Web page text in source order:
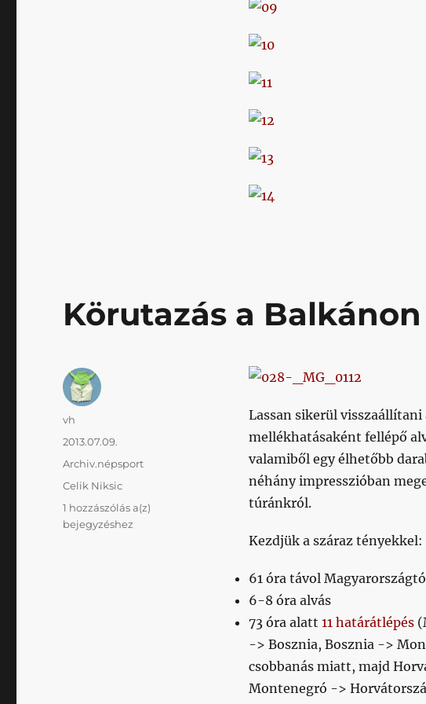
Körutazás a Balkánon
Lassan sikerül
mellékhatásaként fellépő
valamiből egy élhetőbb
néhány impresszióban
túránkról.
Kezdjük a száraz tényekkel:
61 óra távol
6-8 óra alvás
73 óra alatt 11 határátlépés
-> Bosznia, Bosznia ->
csobbanás miatt, majd
Montenegró ->
Szerző
vh
Közzétéve
2013.07.09.
Kategória
Archiv.népsport
Címke
Celik Niksic
1 hozzászólás a(z)
bejegyzéshez